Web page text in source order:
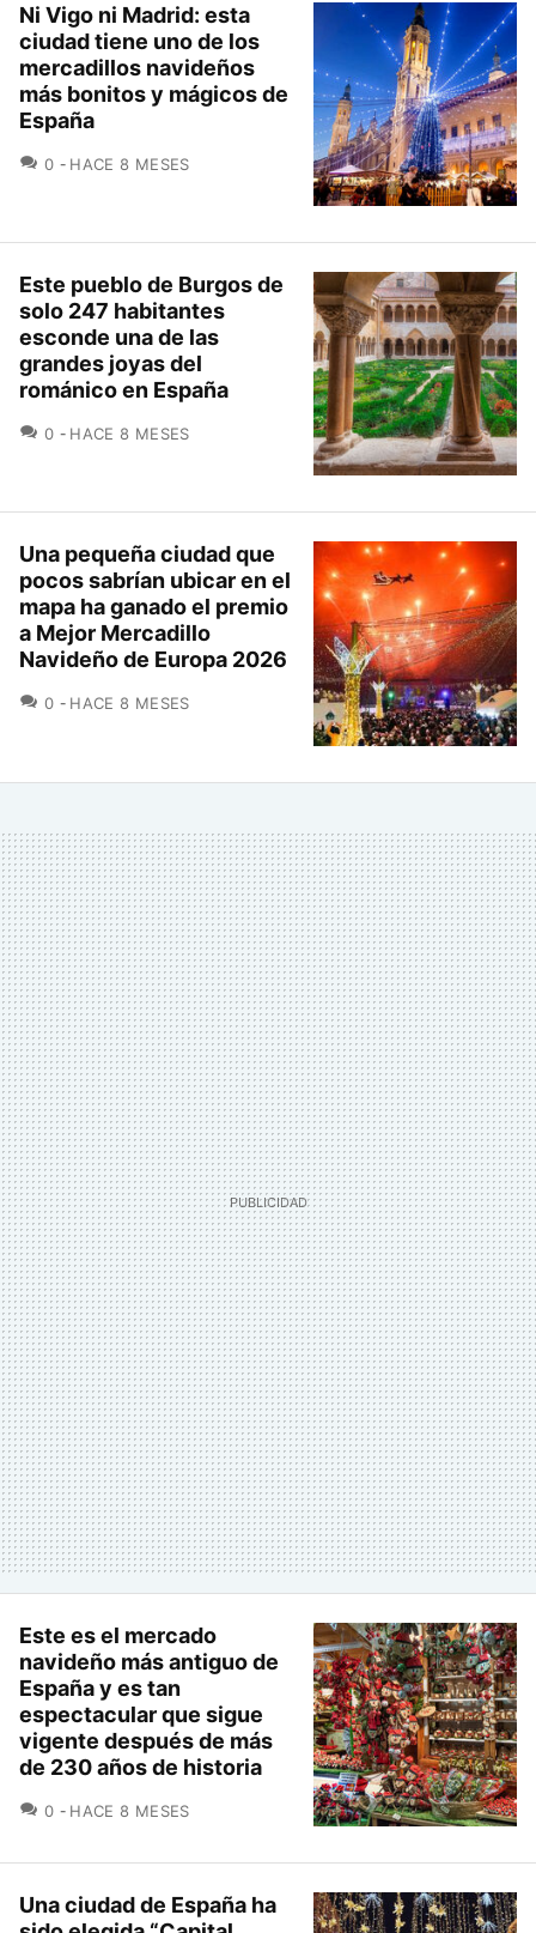
Ni Vigo ni Madrid: esta
ciudad tiene uno de los
mercadillos navideños
más bonitos y mágicos de
España
0 COMENTARIOS
HACE 8 MESES
Este pueblo de Burgos de
solo 247 habitantes
esconde una de las
grandes joyas del
románico en España
0 COMENTARIOS
HACE 8 MESES
Una pequeña ciudad que
pocos sabrían ubicar en el
mapa ha ganado el premio
a Mejor Mercadillo
Navideño de Europa 2026
0 COMENTARIOS
HACE 8 MESES
Este es el mercado
navideño más antiguo de
España y es tan
espectacular que sigue
vigente después de más
de 230 años de historia
0 COMENTARIOS
HACE 8 MESES
Una ciudad de España ha